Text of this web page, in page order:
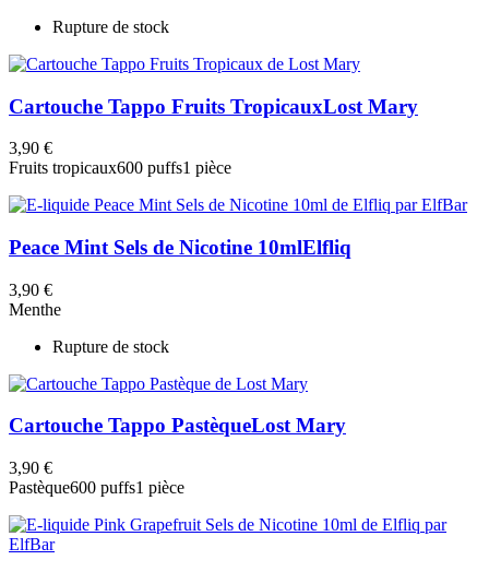
Rupture de stock
Cartouche Tappo Fruits TropicauxLost Mary
3,90 €
Fruits tropicaux600 puffs1 pièce
Peace Mint Sels de Nicotine 10mlElfliq
3,90 €
Menthe
Rupture de stock
Cartouche Tappo PastèqueLost Mary
3,90 €
Pastèque600 puffs1 pièce